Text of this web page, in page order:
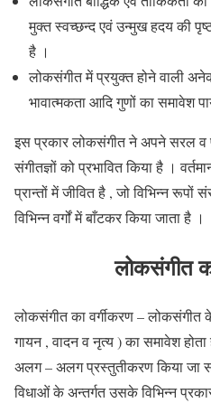
मुक्त स्वच्छन्द एवं उन्मुख हदय की
है ।
लोकसंगीत में प्रयुक्त होने वाली
भावात्मकता आदि गुणों का समावेश
इस प्रकार लोकसंगीत ने अपने सरल व
संगीतज्ञों को प्रभावित किया है ।
प्रान्तों में जीवित है , जो विभिन्न
विभिन्न वर्गों में बाँटकर किया जाता है ।
लोकसंगीत
लोकसंगीत का वर्गीकरण – लोकसंगीत
गायन , वादन व नृत्य ) का समावेश
अलग – अलग प्रस्तुतीकरण किया जा
विधाओं के अन्तर्गत उसके विभिन्न